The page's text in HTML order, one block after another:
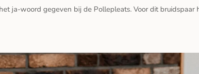
ja-woord gegeven bij de Pollepleats. Voor dit